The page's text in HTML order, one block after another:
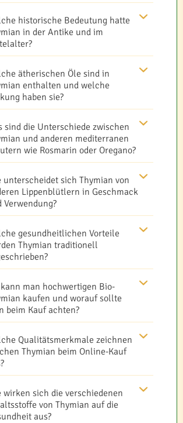
historische Bedeutung hatte
in der Antike und im
ätherischen Öle sind in
enthalten und welche
haben sie?
sind die Unterschiede zwischen
und anderen mediterranen
wie Rosmarin oder Oregano?
unterscheidet sich Thymian von
Lippenblütlern in Geschmack
Verwendung?
gesundheitlichen Vorteile
Thymian traditionell
kann man hochwertigen Bio-
kaufen und worauf sollte
beim Kauf achten?
Qualitätsmerkmale zeichnen
Thymian beim Online-Kauf
wirken sich die verschiedenen
von Thymian auf die
aus?